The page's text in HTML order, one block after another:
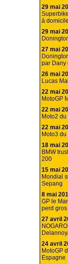
29 mai
à domicile
29 mai
27 mai
par Dany
26 mai
Lucas
22 mai
MotoGP
22 mai
Moto2
22 mai
Moto3
18 mai
BMW
200
15 mai
Mondial
Sepang
8 mai
GP le
perd gros
27 avril
24 avril
MotoGP
Espagne